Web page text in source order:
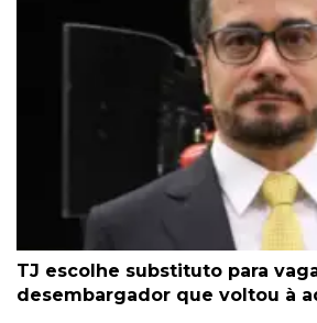
TJ escolhe substituto para
desembargador que voltou à